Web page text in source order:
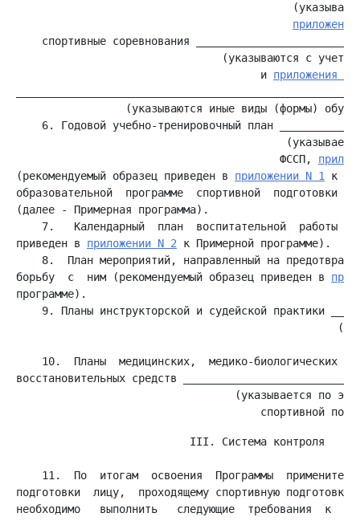
спортивные соревнования
(указываются с
                                      и
приложения N
6. Годовой учебно-тренировочный план
                                         ФССП,
(рекомендуемый образец приведен в приложении N 1
к
образовательной  программе  спортивной  подготовки
7.   Календарный  план  воспитательной  работы
приведен в приложении N 2
8.  План мероприятий, направленный на
борьбу  с  ним (рекомендуемый образец приведен в
9. Планы инструкторской и судейской практики
10.  Планы  медицинских,  медико-биологических
восстановительных средств
(указывается по
                           III. Система контроля
11.  По  итогам  освоения  Программы
подготовки  лицу,  проходящему спортивную
необходимо   выполнить   следующие  требования  к